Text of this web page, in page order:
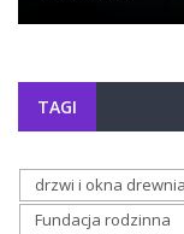
TAGI
drzwi i okna
Fundacja rodzinna